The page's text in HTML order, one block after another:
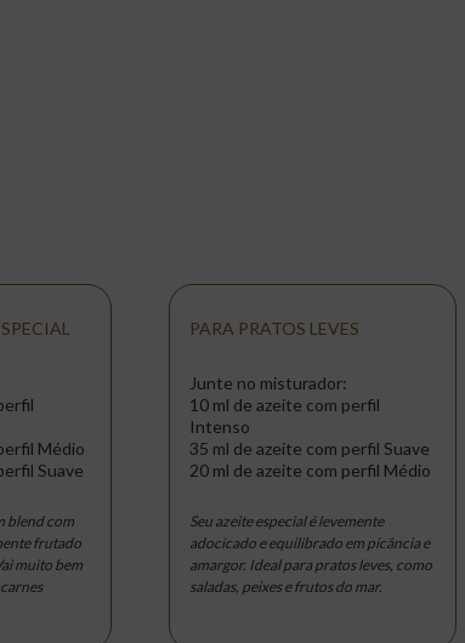
Médio
Suave
blend com
frutado
muito bem
PARA PRATOS LEVES
Junte no misturador:
10 ml de azeite com perfil
Intenso
35 ml de azeite com perfil Suave
20 ml de azeite com perfil Médio
Seu azeite especial é levemente
adocicado e equilibrado em picância e
amargor. Ideal para pratos leves, como
saladas, peixes e frutos do mar.